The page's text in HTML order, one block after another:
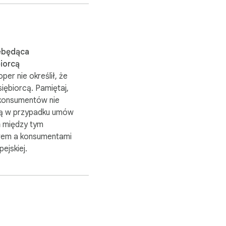
nie określił, że
Pamiętaj,
nie
w przypadku umów
tym
a konsumentami